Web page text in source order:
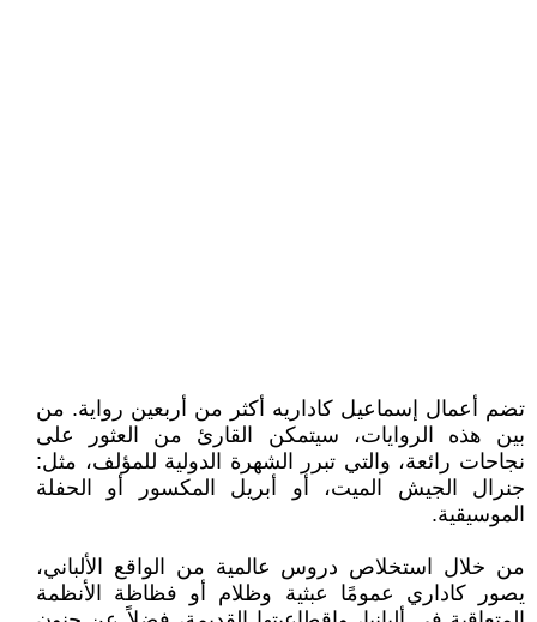
تضم أعمال إسماعيل كاداريه أكثر من أربعين رواية. من
بين هذه الروايات، سيتمكن القارئ من العثور على
نجاحات رائعة، والتي تبرر الشهرة الدولية للمؤلف، مثل:
جنرال الجيش الميت، أو أبريل المكسور أو الحفلة
الموسيقية.
من خلال استخلاص دروس عالمية من الواقع الألباني،
يصور كاداري عمومًا عبثية وظلام أو فظاظة الأنظمة